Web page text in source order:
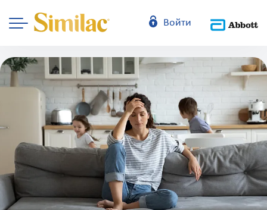
Войти